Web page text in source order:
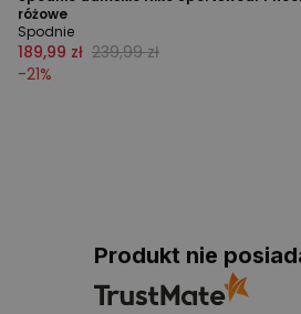
różowe
Spodnie
189,99 zł 239,99 zł
-21%
Produkt nie